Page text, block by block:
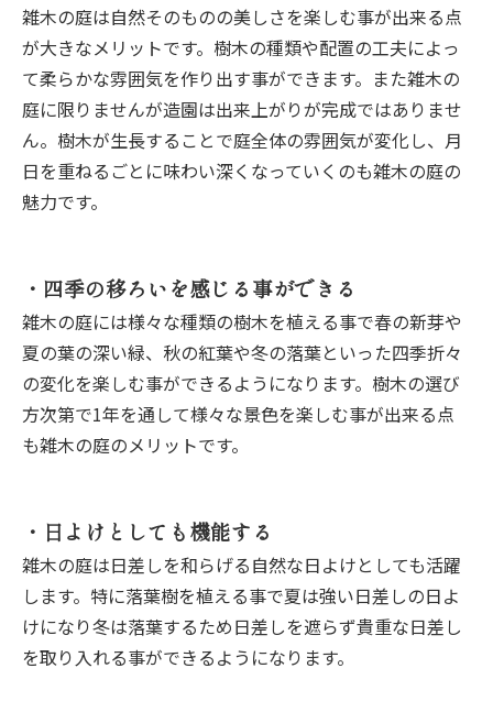
雑木の庭は自然そのものの美しさを楽しむ事が出来る点
が大きなメリットです。樹木の種類や配置の工夫によっ
て柔らかな雰囲気を作り出す事ができます。また雑木の
庭に限りませんが造園は出来上がりが完成ではありませ
ん。樹木が生長することで庭全体の雰囲気が変化し、月
日を重ねるごとに味わい深くなっていくのも雑木の庭の
魅力です。
・四季の移ろいを感じる事ができる
雑木の庭には様々な種類の樹木を植える事で春の新芽や
夏の葉の深い緑、秋の紅葉や冬の落葉といった四季折々
の変化を楽しむ事ができるようになります。樹木の選び
方次第で1年を通して様々な景色を楽しむ事が出来る点
も雑木の庭のメリットです。
・日よけとしても機能する
雑木の庭は日差しを和らげる自然な日よけとしても活躍
します。特に落葉樹を植える事で夏は強い日差しの日よ
けになり冬は落葉するため日差しを遮らず貴重な日差し
を取り入れる事ができるようになります。